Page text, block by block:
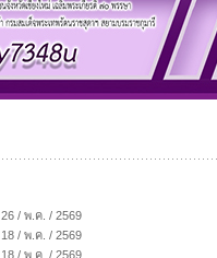
26 / พ.ค. / 2569
18 / พ.ค. / 2569
18 / พ.ค. / 2569